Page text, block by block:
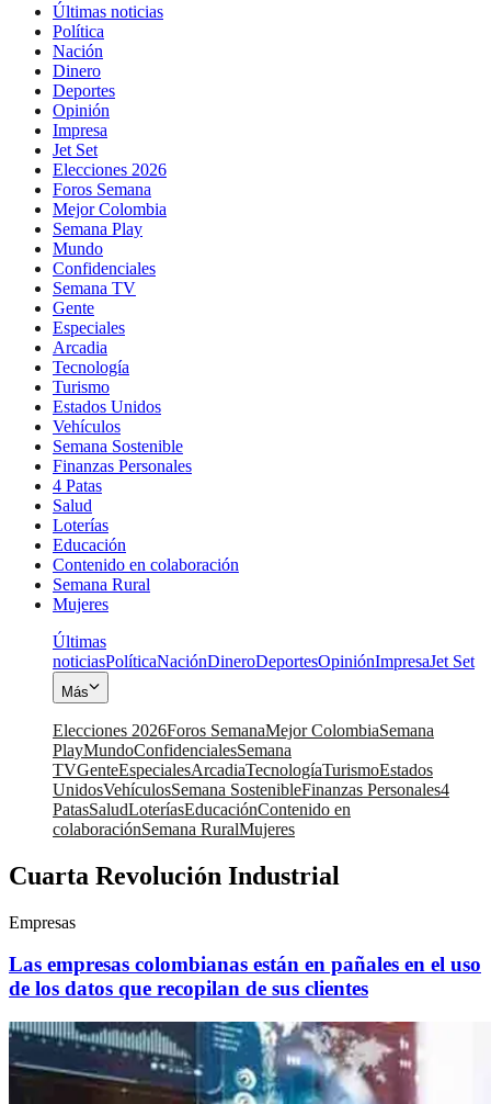
Últimas noticias
Política
Nación
Dinero
Deportes
Opinión
Impresa
Jet Set
Elecciones 2026
Foros Semana
Mejor Colombia
Semana Play
Mundo
Confidenciales
Semana TV
Gente
Especiales
Arcadia
Tecnología
Turismo
Estados Unidos
Vehículos
Semana Sostenible
Finanzas Personales
4 Patas
Salud
Loterías
Educación
Contenido en colaboración
Semana Rural
Mujeres
Últimas
noticiasPolíticaNaciónDineroDeportesOpiniónImpresaJet Set
Más
Elecciones 2026Foros SemanaMejor ColombiaSemana
PlayMundoConfidencialesSemana
TVGenteEspecialesArcadiaTecnologíaTurismoEstados
UnidosVehículosSemana SostenibleFinanzas Personales4
PatasSaludLoteríasEducaciónContenido en
colaboraciónSemana RuralMujeres
Cuarta Revolución Industrial
Empresas
Las empresas colombianas están en pañales en el uso
de los datos que recopilan de sus clientes